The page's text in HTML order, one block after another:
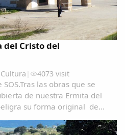
del Cristo del
Cultura | 4073 visit
las obras que se
de nuestra Ermita del
su forma original de
catalogado de gran
como Espiritual...